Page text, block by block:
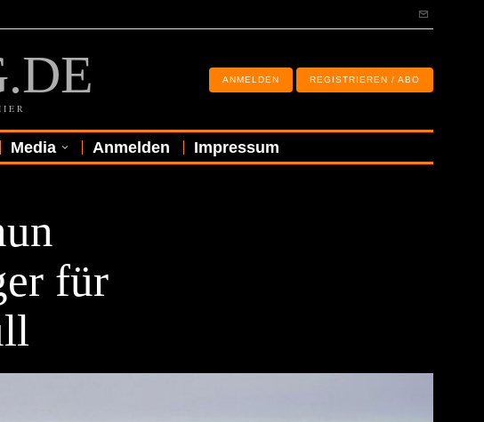
ANMELDEN REGISTRIEREN / ABO
Media Anmelden Impressum
für